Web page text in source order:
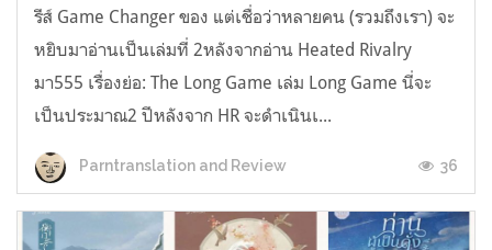
รีส์ Game Changer ของ แต่เชื่อว่าหลายคน (รวมถึงเรา) จะ
หยิบมาอ่านเป็นเล่มที่ 2หลังจากอ่าน Heated Rivalry
มา555 เรื่องย่อ: The Long Game เล่ม Long Game นี่จะ
เป็นประมาณ2 ปีหลังจาก HR จะดำเนินเ...
Parntranslation and Review 36